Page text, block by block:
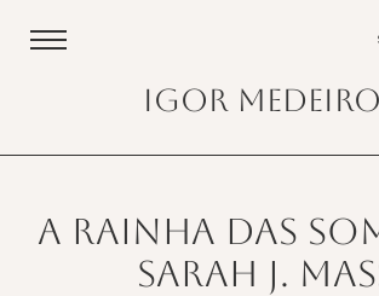
igor
A Rainha das
Sarah J.